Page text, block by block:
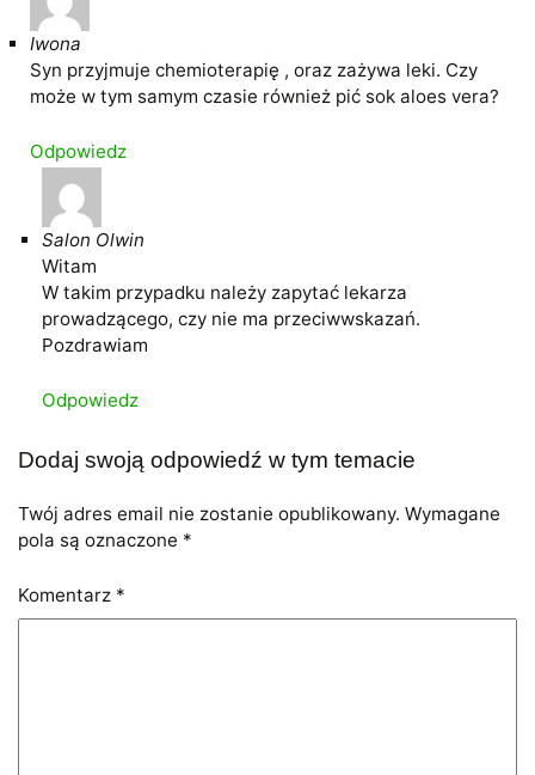
Iwona
Syn przyjmuje chemioterapię , oraz zażywa leki. Czy
może w tym samym czasie również pić sok aloes vera?
Odpowiedz
Salon Olwin
Witam
W takim przypadku należy zapytać lekarza
prowadzącego, czy nie ma przeciwwskazań.
Pozdrawiam
Odpowiedz
Dodaj swoją odpowiedź w tym temacie
Twój adres email nie zostanie opublikowany. Wymagane
pola są oznaczone *
Komentarz *